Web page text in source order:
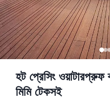
হট প্রেসিং
মিমি টেকসই